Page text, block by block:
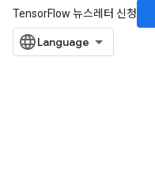
TensorFlow 뉴스레터 신청